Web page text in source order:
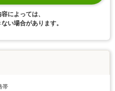
によっては、
い場合があります。
帯